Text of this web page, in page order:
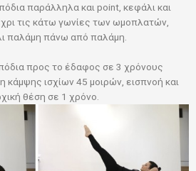
παράλληλα και point, κεφάλι και
τις κάτω γωνίες των ωμοπλατών,
παλάμη πάνω από παλάμη.
προς το έδαφος σε 3 χρόνους
κάμψης ισχίων 45 μοιρών, εισπνοή και
θέση σε 1 χρόνο.